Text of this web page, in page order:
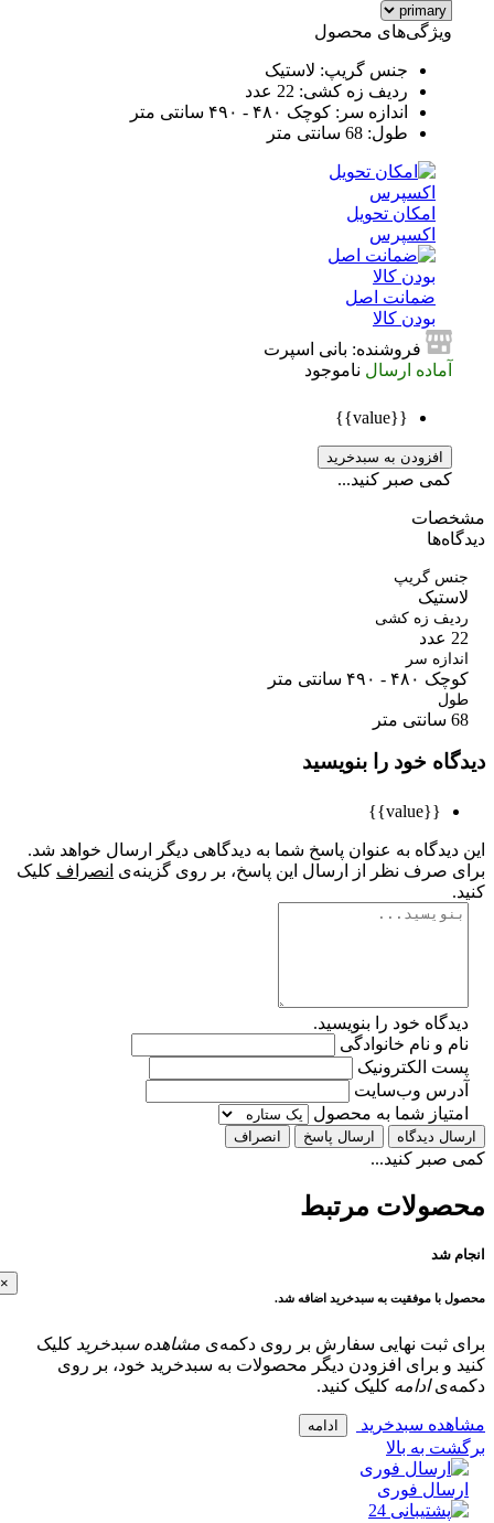
ویژگی‌های محصول
جنس گریپ: لاستیک
ردیف زه کشی: 22 عدد
اندازه سر: کوچک ۴۸۰ - ۴۹۰ سانتی متر
طول: 68 سانتی متر
امکان تحویل
اکسپرس
ضمانت اصل
بودن کالا
فروشنده: بانی اسپرت
آماده ارسال ناموجود
افزودن به سبدخرید
کمی صبر کنید...
گریپ
زه کشی
سر
۴۹۰ سانتی متر
خود را بنویسید
به عنوان پاسخ شما به دیدگاهی دیگر ارسال خواهد شد.
صرف نظر از ارسال این پاسخ، بر روی گزینه‌ی انصرافکلیک
خود را بنویسید.
و نام خانوادگی
الکترونیک
وب‌سایت
شما به محصول
دیدگاه ارسال پاسخ انصراف
کنید...
مرتبط
شد
با موفقیت به سبدخرید اضافه شد.
ثبت نهایی سفارش بر روی دکمه‌یمشاهده سبدخریدکلیک
و برای افزودن دیگر محصولات به سبدخرید خود، بر روی
ادامهکلیک کنید.
سبدخرید ادامه
به بالا
فوری